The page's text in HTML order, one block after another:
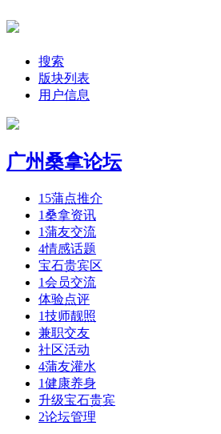
搜索
版块列表
用户信息
广州桑拿论坛
15蒲点推介
1桑拿资讯
1蒲友交流
4情感话题
宝石贵宾区
1会员交流
体验点评
1技师靓照
兼职交友
社区活动
4蒲友灌水
1健康养身
升级宝石贵宾
2论坛管理